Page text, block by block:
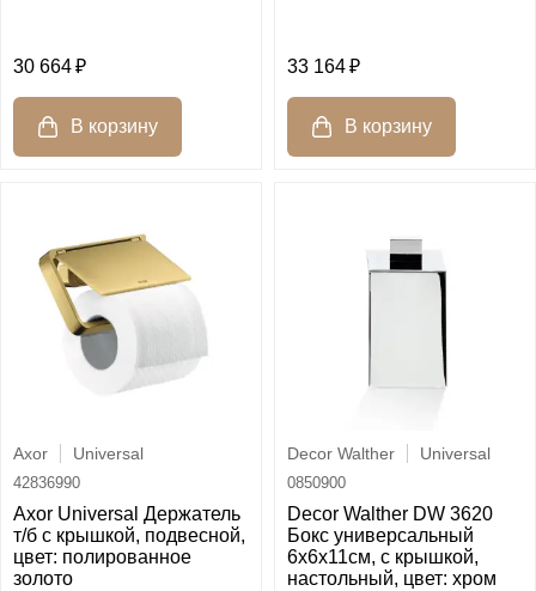
30 664 33 164
Axor Universal
42836990
Axor Universal Держатель
т/б с крышкой, подвесной,
цвет: полированное
золото
Decor Walther Universal
0850900
Decor Walther DW 3620
Бокс универсальный
6x6x11см, с крышкой,
настольный, цвет: хром